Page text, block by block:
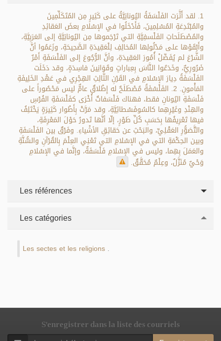
1. لقد أَثَّرَت الفَلْسَفَةُ اليُونانِيَّةُ على كَثِيرٍ مِن المُتَكَلِّمِينَ
والمُبْتَدِعَةِ المُسْلِمِينَ، فَأَدْخَلُوا في الإسْلامِ بعضَ العَقائِدِ
والمُصْطَلَحاتِ الفَلْسفِيَّةِ التي تَرْجَموها مِن اليُونانِيَّةِ إلى العَرَبِيَّةِ،
وأَبْقَوْها على مَدْلُولِها المُخالِفِ لِلْعَقِيدَةِ الصَّحِيحَةِ، وزَعَمُوا أنَّ
الشَّرْعَ لم يُفَصِّلْ أُمُورَ العَقِيدَةِ، وأنَّ الرُّجُوعَ إلى الفَلْسَفَةِ أَمْرٌ
ضَرُورِيٌّ، وخَدَعُوا النَّاسَ بِعِباراتٍ وقَوَانِينَ فاسِدَةٍ، وقد دَخَلَت
الفَلْسَفَةُ دِيارَ الإسْلامِ في القَرْنِ الثَّالِثِ الهِجْرِي في عَهْدِ الخَلِيفَةِ
المَأْمونِ. 2. الفَلْسْفَةُ مُصْطَلَحٌ له إِطْلاقٌ عامٌّ ليس مَحْصُوراً على
فَلْسَفَةِ اليُونانِ فقط، فهناك فَلْسَفاتٌ أُخْرَى كفَلْسَفَةِ الفُرْسِ
والهِنْدِ وغَيْرِهِما كالسُوفَسْطائِيَّةِ، وقد مَرَّتْ بِأَطْوار كَثِيرَةٍ يَخْتَلِفُ
فيها تَعْرِيفُها بِحَسَبِ كُلِّ طَوْرٍ، إلّا أنَّها تَدورُ حَوْلَ المَعْرِفَةِ،
والتَّصَوُّرِ العَقْلِيِّ، والبَحْثِ عن حَقائِقِ الأشْياءِ. وفَرْقٌ بين الفَلْسَفَةِ
وبين الحِكْمَةِ التي في الإسْلامِ التي تَعْنِي العِلْمَ بِالقُرْآنِ والسُّنَّةِ
والعَمَلَ بِهِما، وليس في الإسْلامِ فَلْسَفَةٌ، وإنَّما في الإسْلامِ
وَحْيٌ مُنَزَّلٌ، وعِلْمٌ مُحَقَّقٌ.
Les références
Les catégories
Les sectes et les religions
S'enregistrer dans la liste des courriels